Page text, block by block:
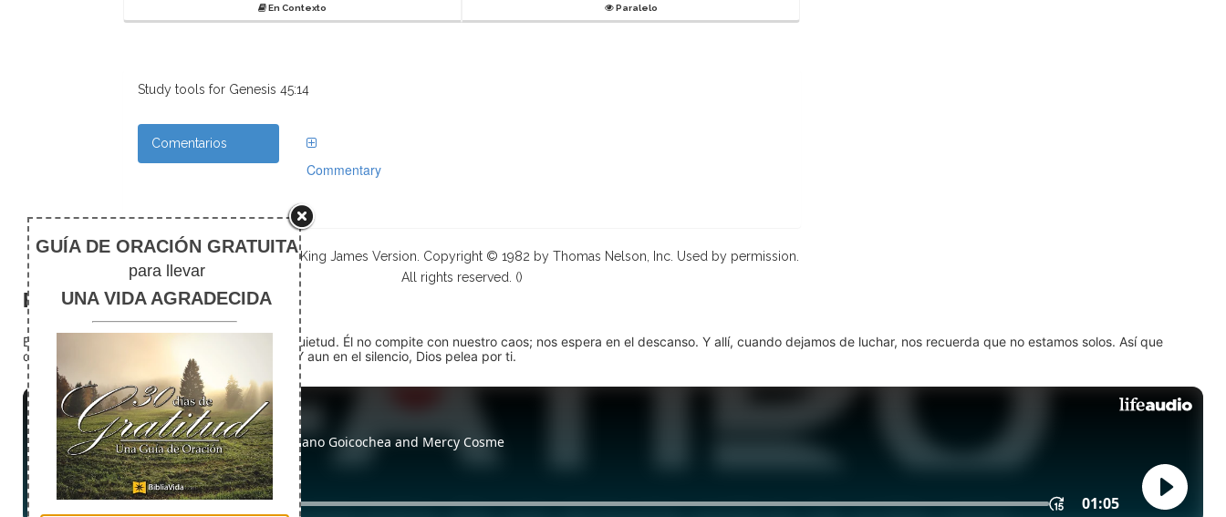
En Contexto Paralelo
Study tools for Genesis 45:14
Comentarios
Commentary
Scripture taken from the New King James Version. Copyright © 1982 by Thomas Nelson, Inc. Used by permission.
All rights reserved. ()
El silencio
En medio del ruido, Dios nos encuentra en la quietud. Él no compite con nuestro caos; nos espera en el descanso. Y allí, cuando dejamos de luchar, nos recuerda que no estamos solos. Así que
detente (quédate quieto) Dios está presente. Y aun en el silencio, Dios pelea por ti.